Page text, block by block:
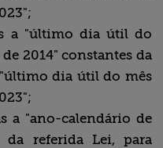
a "último dia útil do
2014" constantes da
dia útil do mês
a "ano-calendário de
da referida Lei, para